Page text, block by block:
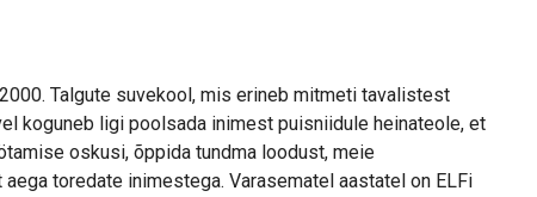
Talgute suvekool, mis erineb mitmeti tavalistest
koguneb ligi poolsada inimest puisniidule heinateole, et
oskusi, õppida tundma loodust, meie
toredate inimestega. Varasematel aastatel on ELFi